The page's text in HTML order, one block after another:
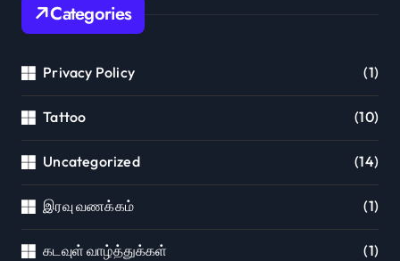
Categories
Privacy Policy (1)
Tattoo (10)
Uncategorized (14)
இரவு வணக்கம் (1)
கடவுள் வாழ்த்துக்கள் (1)